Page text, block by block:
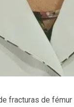
fracturas de